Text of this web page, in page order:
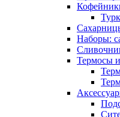
Наборы:
Термосы